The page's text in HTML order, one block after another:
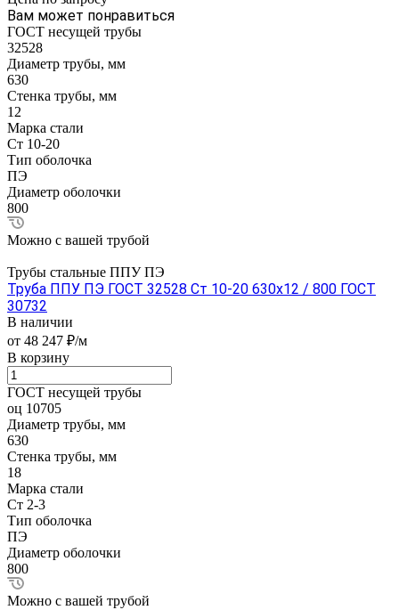
Вам может понравиться
ГОСТ несущей трубы
32528
Диаметр трубы, мм
630
Стенка трубы, мм
12
Марка стали
Ст 10-20
Тип оболочка
ПЭ
Диаметр оболочки
800
Можно с вашей трубой
Трубы стальные ППУ ПЭ
Труба ППУ ПЭ ГОСТ 32528 Ст 10-20 630x12 / 800 ГОСТ
30732
В наличии
от 48 247 ₽/м
В корзину
ГОСТ несущей трубы
оц 10705
Диаметр трубы, мм
630
Стенка трубы, мм
18
Марка стали
Ст 2-3
Тип оболочка
ПЭ
Диаметр оболочки
800
Можно с вашей трубой